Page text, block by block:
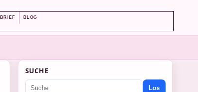
BLOG
SUCHE
Los